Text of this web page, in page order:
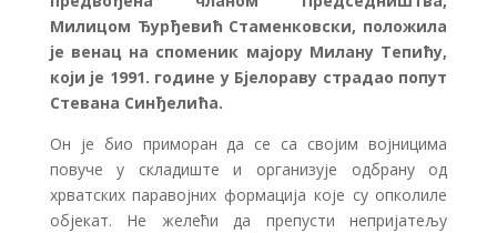
Милицом Ђурђевић Стаменковски, положила
је венац на споменик мајору Милану Тепићу,
који је 1991. године у Бјелораву страдао попут
Стевана Синђелића.
Он је био приморан да се са својим војницима
повуче у складиште и организује одбрану од
хрватских паравојних формација које су опколиле
објекат. Не желећи да препусти непријатељу